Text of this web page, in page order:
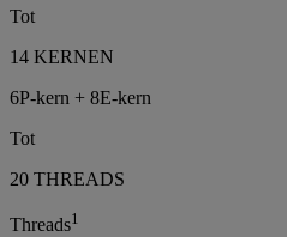
Tot
14 KERNEN
6P-kern + 8E-kern
Tot
20 THREADS
Threads1